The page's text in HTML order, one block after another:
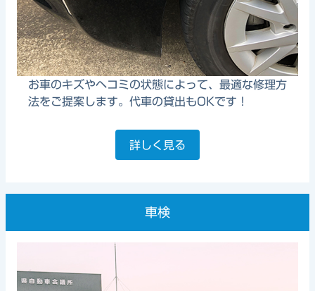
お車のキズやヘコミの状態によって、最適な修理方
法をご提案します。代車の貸出もOKです！
詳しく見る
車検